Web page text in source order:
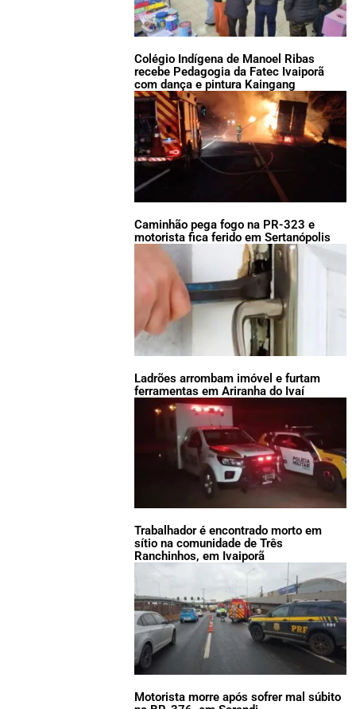
Colégio Indígena de Manoel Ribas
recebe Pedagogia da Fatec Ivaiporã
com dança e pintura Kaingang
Caminhão pega fogo na PR-323 e
motorista fica ferido em Sertanópolis
Ladrões arrombam imóvel e furtam
ferramentas em Ariranha do Ivaí
Trabalhador é encontrado morto em
sítio na comunidade de Três
Ranchinhos, em Ivaiporã
Motorista morre após sofrer mal súbito